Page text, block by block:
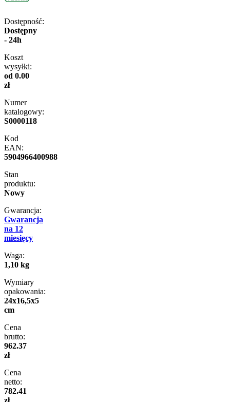
Dostępność:
Dostępny
- 24h
Koszt
wysyłki:
od 0.00
zł
Numer
katalogowy:
S0000118
Kod
EAN:
5904966400988
Stan
produktu:
Nowy
Gwarancja:
Gwarancja
na 12
miesięcy
Waga:
1,10 kg
Wymiary
opakowania:
24x16,5x5
cm
Cena
brutto:
962.37
zł
Cena
netto:
782.41
zł